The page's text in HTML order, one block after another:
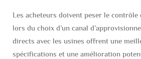
Les acheteurs doivent peser le
lors du choix d’un canal
directs avec les usines offrent une
spécifications et une amélioration